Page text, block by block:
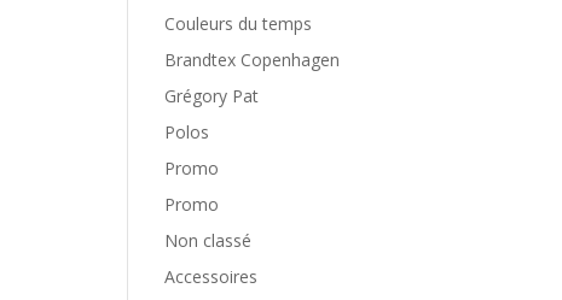
Couleurs du temps
Brandtex Copenhagen
Grégory Pat
Polos
Promo
Promo
Non classé
Accessoires